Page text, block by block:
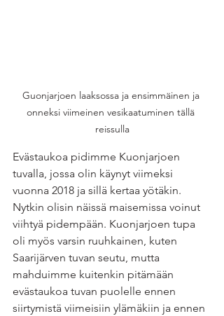
Guonjarjoen laaksossa ja ensimmäinen ja
onneksi viimeinen vesikaatuminen tällä
reissulla
Evästaukoa pidimme Kuonjarjoen
tuvalla, jossa olin käynyt viimeksi
vuonna 2018 ja sillä kertaa yötäkin.
Nytkin olisin näissä maisemissa voinut
viihtyä pidempään. Kuonjarjoen tupa
oli myös varsin ruuhkainen, kuten
Saarijärven tuvan seutu, mutta
mahduimme kuitenkin pitämään
evästaukoa tuvan puolelle ennen
siirtymistä viimeisiin ylämäkiin ja ennen